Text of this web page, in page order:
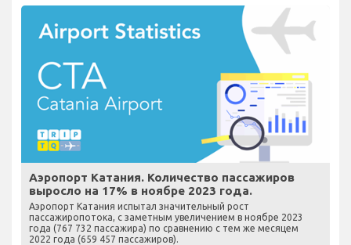
Аэропорт Катания. Количество пассажиров
выросло на 17% в ноябре 2023 года.
Аэропорт Катания испытал значительный рост
пассажиропотока, с заметным увеличением в ноябре 2023
года (767 732 пассажира) по сравнению с тем же месяцем
2022 года (659 457 пассажиров).